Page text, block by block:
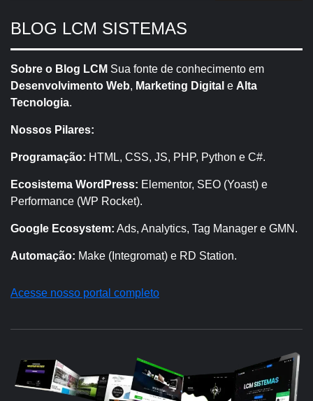
BLOG LCM SISTEMAS
Sobre o Blog LCM Sua fonte de conhecimento em
Desenvolvimento Web, Marketing Digital e Alta
Tecnologia.
Nossos Pilares:
Programação: HTML, CSS, JS, PHP, Python e C#.
Ecosistema WordPress: Elementor, SEO (Yoast) e
Performance (WP Rocket).
Google Ecosystem: Ads, Analytics, Tag Manager e GMN.
Automação: Make (Integromat) e RD Station.
Acesse nosso portal completo